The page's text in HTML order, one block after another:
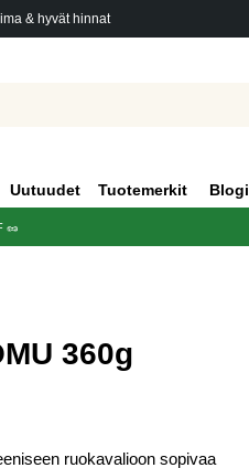
& hyvät hinnat
Uutuudet Tuotemerkit Blogi
🥜
360g
5 Arvioiden määrä 0
ruokavalioon sopivaa